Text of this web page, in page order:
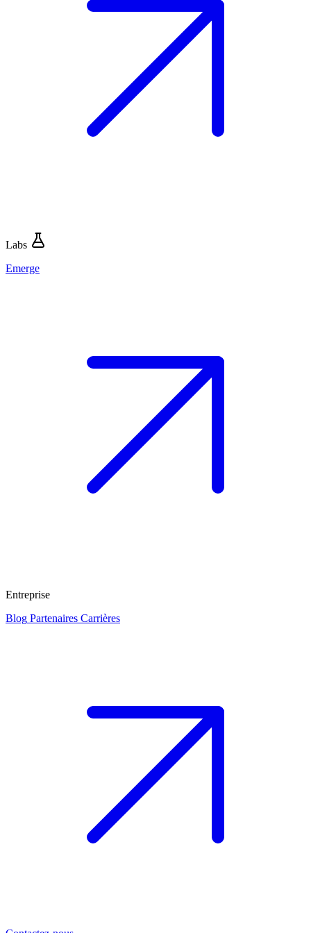
Labs
Emerge
Entreprise
Blog Partenaires Carrières